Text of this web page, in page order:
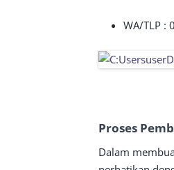
WA/TLP :
Proses
Dalam